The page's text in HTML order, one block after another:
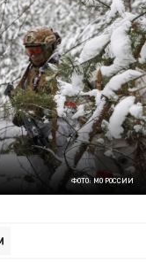
ФОТО: МО РОССИИ